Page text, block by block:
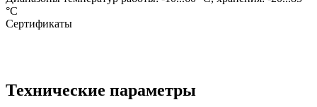
°C
Сертификаты
Технические параметры